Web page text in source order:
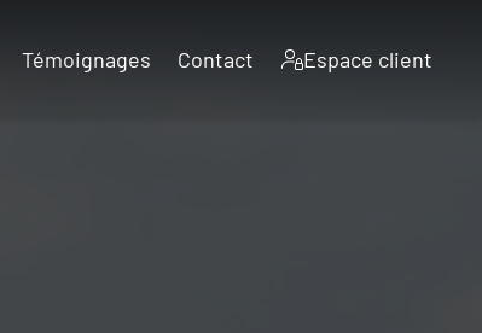
Témoignages Contact Espace client